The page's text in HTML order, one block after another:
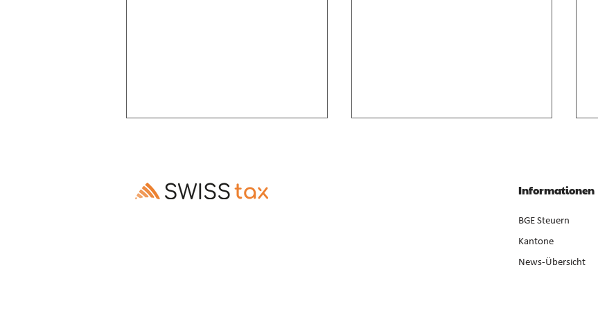
Ausschluss des Rentenaufschubs bei
Altersrenten, die Invalidenrenten
Informationen
BGE Steuern
Kantone
News-Übersicht